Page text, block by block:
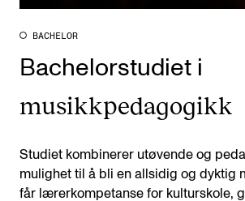
BACHELOR
Bachelorstudiet i
musikkpedagogikk
Studiet kombinerer utøvende og
mulighet til å bli en allsidig og dyktig
får lærerkompetanse for kulturskole,